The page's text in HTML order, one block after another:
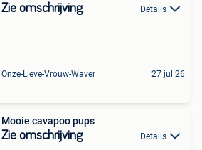
Zie omschrijving Details
Onze-Lieve-Vrouw-Waver 27 jul 26
Mooie cavapoo pups
Zie omschrijving Details